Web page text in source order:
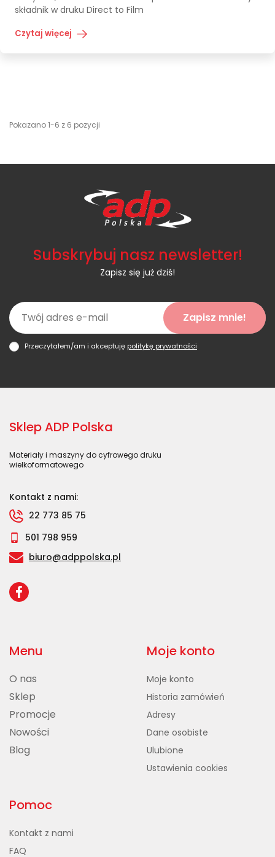
składnik w druku Direct to Film
Czytaj więcej
Pokazano 1-6 z 6 pozycji
Subskrybuj nasz newsletter!
Zapisz się już dziś!
Zapisz mnie!
Przeczytałem/am i akceptuję politykę prywatności
Sklep ADP Polska
Materiały i maszyny do cyfrowego druku
wielkoformatowego
Kontakt z nami:
22 773 85 75
501 798 959
biuro@adppolska.pl
Menu
O nas
Sklep
Promocje
Nowości
Blog
Moje konto
Moje konto
Historia zamówień
Adresy
Dane osobiste
Ulubione
Ustawienia cookies
Pomoc
Kontakt z nami
FAQ